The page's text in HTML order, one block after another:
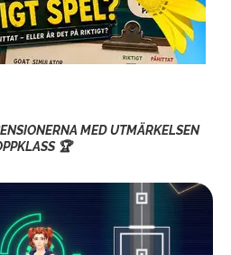
MED UTMÄRKELSEN
🏆